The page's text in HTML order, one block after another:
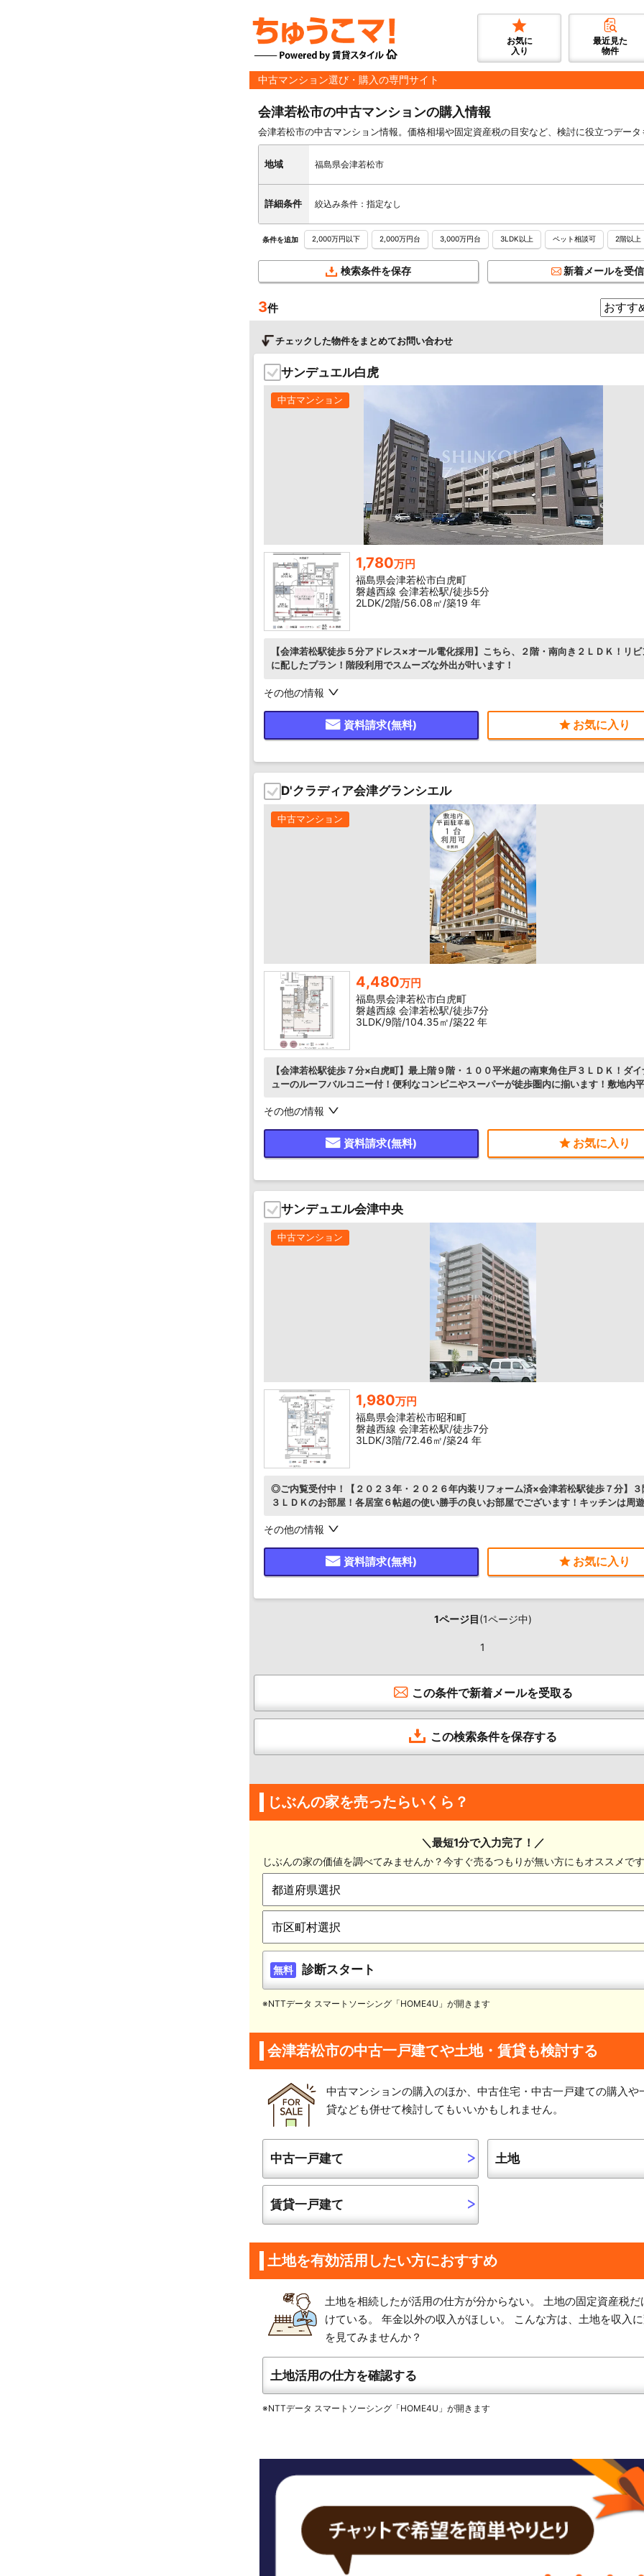
お気に
入り
最近見た
物件
中古マンション選び・購入の専門サイト
会津若松市の中古マンションの購入情報
会津若松市の中古マンション情報。価格相場や固定資産税の目安など、検討に役立つデータ
地域 福島県会津若松市
詳細条件 絞込み条件：指定なし
条件を追加 2,000万円以下 2,000万円台 3,000万円台 3LDK以上 ペット相談可 2階以上
検索条件を保存 新着メールを受信
3件
チェックした物件をまとめてお問い合わせ
サンデュエル白虎
中古マンション
1,780万円
福島県会津若松市白虎町
磐越西線 会津若松駅/徒歩5分
2LDK/2階/56.08㎡/築19 年
【会津若松駅徒歩５分アドレス×オール電化採用】こちら、２階・南向き２ＬＤＫ！リ
に配したプラン！階段利用でスムーズな外出が叶います！
その他の情報
資料請求(無料)
D'クラディア会津グランシエル
中古マンション
4,480万円
福島県会津若松市白虎町
磐越西線 会津若松駅/徒歩7分
3LDK/9階/104.35㎡/築22 年
【会津若松駅徒歩７分×白虎町】最上階９階・１００平米超の南東角住戸３ＬＤＫ！ダ
ューのルーフバルコニー付！便利なコンビニやスーパーが徒歩圏内に揃います！敷地内
その他の情報
資料請求(無料)
サンデュエル会津中央
中古マンション
1,980万円
福島県会津若松市昭和町
磐越西線 会津若松駅/徒歩7分
3LDK/3階/72.46㎡/築24 年
◎ご内覧受付中！【２０２３年・２０２６年内装リフォーム済×会津若松駅徒歩７分】
３ＬＤＫのお部屋！各居室６帖超の使い勝手の良いお部屋でございます！キッチンは周
その他の情報
資料請求(無料)
1ページ目(1ページ中)
1
この条件で新着メールを受取る
この検索条件を保存する
じぶんの家を売ったらいくら？
＼最短1分で入力完了！／
じぶんの家の価値を調べてみませんか？今すぐ売るつもりが無い方にもオススメで
無料 診断スタート
※NTTデータ スマートソーシング「HOME4U」が開きます
会津若松市の中古一戸建てや土地・賃貸も検討する
中古マンションの購入のほか、中古住宅・中古一戸建ての購入や
貸なども併せて検討してもいいかもしれません。
中古一戸建て 土地
賃貸一戸建て
土地を有効活用したい方におすすめ
土地を相続したが活用の仕方が分からない。 土地の固定資産税だ
けている。 年金以外の収入がほしい。 こんな方は、土地を収入
を見てみませんか？
土地活用の仕方を確認する
※NTTデータ スマートソーシング「HOME4U」が開きます